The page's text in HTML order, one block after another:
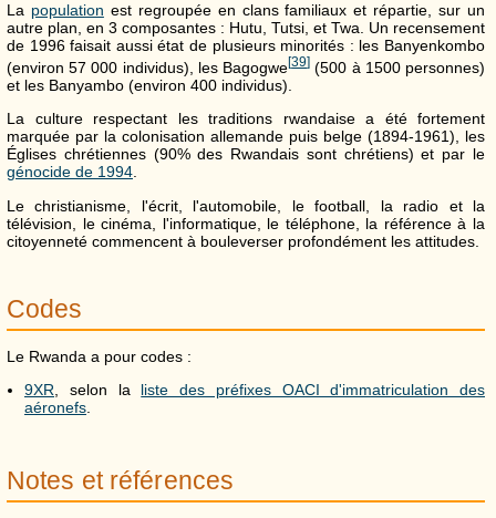
La population est regroupée en clans familiaux et répartie, sur un
autre plan, en 3 composantes : Hutu, Tutsi, et Twa. Un recensement
de 1996 faisait aussi état de plusieurs minorités : les Banyenkombo
(environ 57 000 individus), les Bagogwe[39] (500 à 1500 personnes)
et les Banyambo (environ 400 individus).
La culture respectant les traditions rwandaise a été fortement
marquée par la colonisation allemande puis belge (1894-1961), les
Églises chrétiennes (90% des Rwandais sont chrétiens) et par le
génocide de 1994.
Le christianisme, l'écrit, l'automobile, le football, la radio et la
télévision, le cinéma, l'informatique, le téléphone, la référence à la
citoyenneté commencent à bouleverser profondément les attitudes.
Codes
Le Rwanda a pour codes :
9XR , selon la liste des préfixes OACI d'immatriculation des
aéronefs
Notes et références